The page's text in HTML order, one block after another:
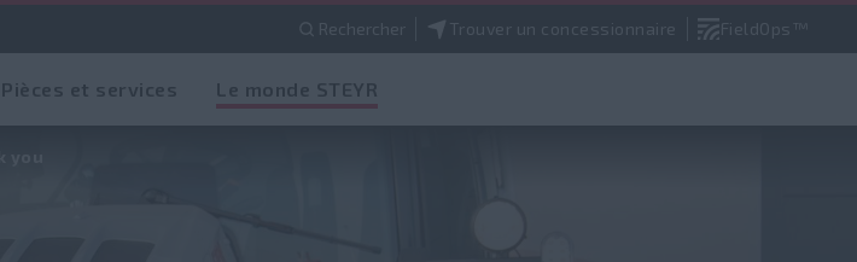
Rechercher Trouver un concessionnaire FieldOps™
Pièces et services Le monde STEYR